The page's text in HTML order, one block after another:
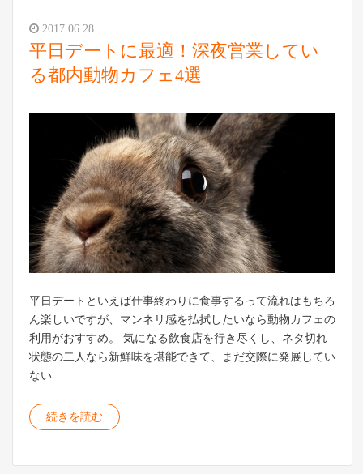
2017.06.28
平日デートに最適！深夜営業してい
る都内動物カフェ4選
平日デートといえば仕事終わりに食事するって流れはもちろ
ん楽しいですが、マンネリ感を払拭したいなら動物カフェの
利用がおすすめ。 気になる飲食店を行き尽くし、ネタ切れ
状態の二人なら新鮮味を堪能できて、まだ交際に発展してい
ない
続きを読む